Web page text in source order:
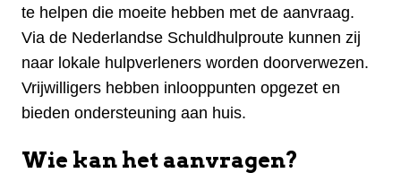
te helpen die moeite hebben met de aanvraag.
Via de Nederlandse Schuldhulproute kunnen zij
naar lokale hulpverleners worden doorverwezen.
Vrijwilligers hebben inlooppunten opgezet en
bieden ondersteuning aan huis.
Wie kan het aanvragen?